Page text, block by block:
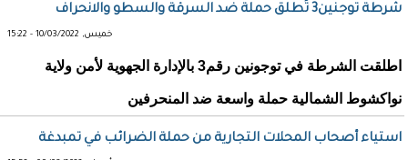
شرطة توجنين3 تُطلق حملة ضد السرقة والسطو والانحراف
خميس, 10/03/2022 - 15:22
اطلقت الشرطة في توجونين رقم3 بالإدارة الجهوية لأمن ولاية
نواكشوط الشمالية حملة واسعة ضد المنحرفين
استياء أصحاب المحلات التجارية من حملة الضرائب في تمبدغة